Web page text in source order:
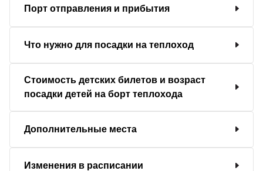
Порт отправления и прибытия
Что нужно для посадки на теплоход
Стоимость детских билетов и возраст
посадки детей на борт теплохода
Дополнительные места
Изменения в расписании